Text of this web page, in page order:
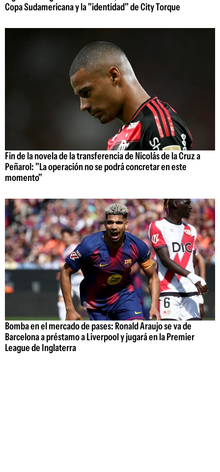
Copa Sudamericana y la "identidad" de City Torque
Fin de la novela de la transferencia de Nicolás de la Cruz a
Peñarol: "La operación no se podrá concretar en este
momento"
Bomba en el mercado de pases: Ronald Araujo se va de
Barcelona a préstamo a Liverpool y jugará en la Premier
League de Inglaterra